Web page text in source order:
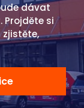
dávat
Projděte si